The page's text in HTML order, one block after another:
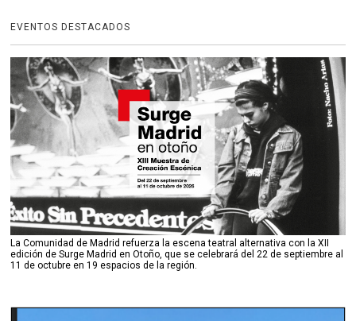
EVENTOS DESTACADOS
La Comunidad de Madrid refuerza la escena teatral alternativa con la XII
edición de Surge Madrid en Otoño, que se celebrará del 22 de septiembre al
11 de octubre en 19 espacios de la región.